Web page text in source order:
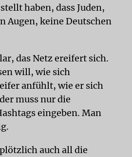
haben, dass Juden,
Augen, keine Deutschen
das Netz ereifert sich.
will, wie sich
anfühlt, wie er sich
muss nur die
eingeben. Man
auch all die